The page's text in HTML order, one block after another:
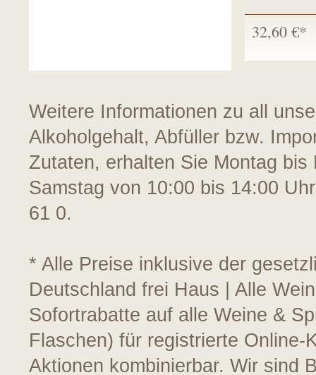
32,60 €*
Weitere Informationen zu all
Alkoholgehalt, Abfüller bzw.
Zutaten, erhalten Sie Montag
Samstag von 10:00 bis 14:00
61 0.
* Alle Preise inklusive der
Deutschland frei Haus | Alle
Sofortrabatte auf alle Weine &
Flaschen) für registrierte
Aktionen kombinierbar. Wir sind